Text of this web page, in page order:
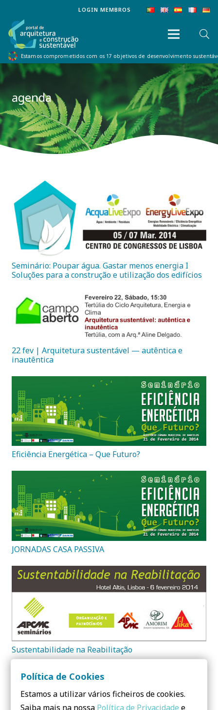
LOGIN MEMBROS
Estamos comprometidos com os 17 objetivos de desenvolvimento
agenda
Seminário: Poupar água. Gastar menos energia I
Soluções para a construção e utilização dos edifícios
22 fev | Arquitetura sustentável — autêntica e
inautêntica
Eficiência Energética – Que Futuro?
JORNADAS CASA PASSIVA
Sustentabilidade na Reabilitação
Política de Cookies
Estamos a utilizar vários ficheiros de cookies.
Saiba mais na nossa Política de Privacidade e